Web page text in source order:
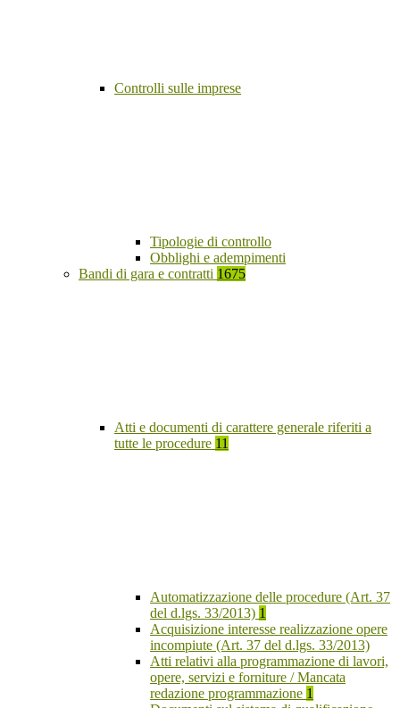
Controlli sulle imprese
Tipologie di controllo
Obblighi e adempimenti
Bandi di gara e contratti 1675
Atti e documenti di carattere generale riferiti a
tutte le procedure 11
Automatizzazione delle procedure (Art. 37
del d.lgs. 33/2013) 1
Acquisizione interesse realizzazione opere
incompiute (Art. 37 del d.lgs. 33/2013)
Atti relativi alla programmazione di lavori,
opere, servizi e forniture / Mancata
redazione programmazione 1